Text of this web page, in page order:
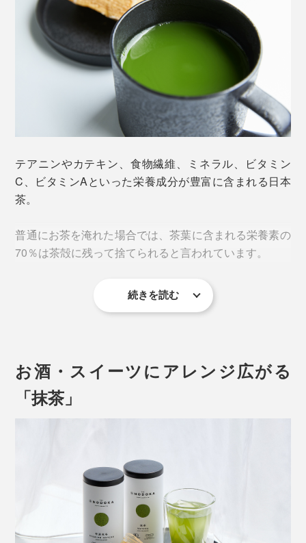
写真の「
水やお湯にさっと溶けて、香りも喉ごしもいい。
1包（2g）とお水350mlを入れてシャカシャカ振るだけ
で、すぐに溶けておいしい。
そこは、無農薬有機でおいしい茶葉を栽培するための条
件と自然に恵まれた環境です。
農薬・化学肥料を一切使用しない『THE NODOKA』の
お茶は、国内でわずか3％しか認められていない
JAS（日本）、USDA（アメリカ）有機認証をともに取
土壌や原材料、製造工程などの厳しい審査があるオーガ
ニック認証機関ですが、アメリカの有機認証（USDA）
はさらに厳しい審査が定期的に行われます。
それらを常にクリアしながら、土壌づくりから丁寧に育
てられたお茶だからこそ、茶葉のうまみや栄養を丸ごと
いただけるのです。
テアニンやカテキン、食物繊維、ミネラル、ビタミン
C、ビタミンAといった栄養成分が豊富に含まれる日本
茶。
普通にお茶を淹れた場合では、茶葉に含まれる栄養素の
70％は茶殻に残って捨てられると言われています。
無農薬有機栽培の『THE NODOKA』のお茶は、自信を
続きを読む
お酒・スイーツにアレンジ広がる
「抹茶」